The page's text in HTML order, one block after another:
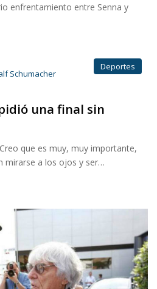
enfrentamiento entre Senna y
Deportes
una final sin
que es muy, muy importante,
mirarse a los ojos y ser…